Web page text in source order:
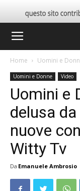
Home Uomini e
Uomini e Donne Video
Uomini e
delusa
nuove
Witty Tv
Da Emanuele Ambrosio